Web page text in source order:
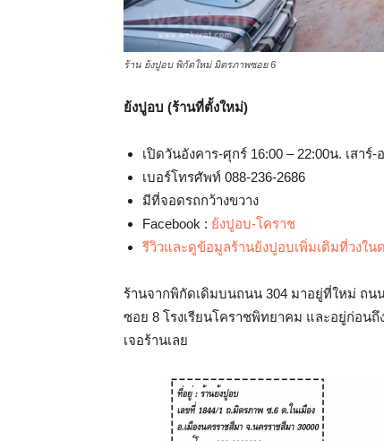
ร้าน ย้งปูอบ พิกัดใหม่ มิตรภาพซอย 6
ย้งปูอบ (ร้านที่ตั้งใหม่)
เปิดวันอังคาร-ศุกร์ 16:00 – 22:00น. เสา
เบอร์โทรศัพท์ 088-236-2686
มีที่จอดรถกว้างขวาง
Facebook : ย้งปูอบ-โคราช
รีวิวและดูข้อมูลร้านย้งปูอบเพิ่มเติมที่วงใน
ร้านจากพิกัดเดิมบนถนน 304 มาอยู่ที่ใหม่ ถ
ซอย 8 โรงเรียนโคราชพิทยาคม และอยู่ก่อน
เจอร้านเลย